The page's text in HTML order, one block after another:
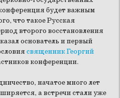
будет важным
что такое Русская
второго восстановления
основатель и первый
священник Георгий
конференции.
начатое много лет
а встречи стали уже